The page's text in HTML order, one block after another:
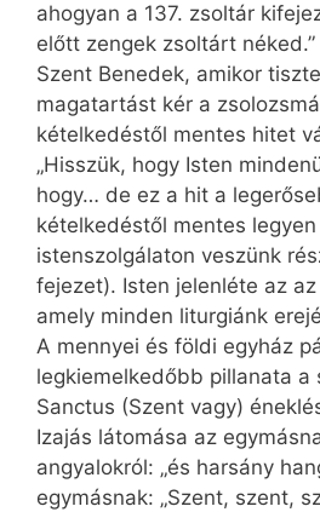
ahogyan a 137. zsoltár
előtt zengek zsoltárt néked.”
Szent Benedek, amikor
magatartást kér a
kételkedéstől mentes hitet
„Hisszük, hogy Isten
hogy… de ez a hit a
kételkedéstől mentes
istenszolgálaton veszünk
fejezet). Isten jelenléte az
amely minden liturgiánk
A mennyei és földi egyház
legkiemelkedőbb pillanata a
Sanctus (Szent vagy)
Izajás látomása az
angyalokról: „és harsány
egymásnak: „Szent, szent,